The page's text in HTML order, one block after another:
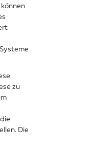
zu
Die